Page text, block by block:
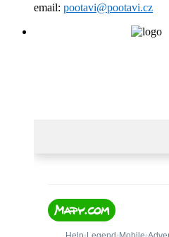
email: pootavi@pootavi.cz